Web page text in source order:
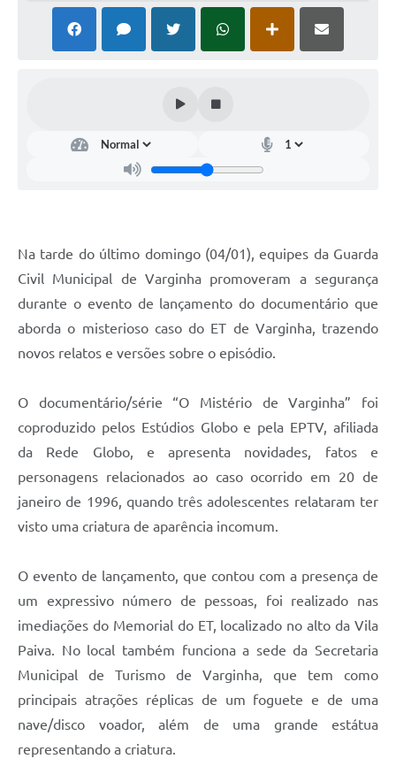
Na tarde do último domingo (04/01), equipes da Guarda
Civil Municipal de Varginha promoveram a segurança
durante o evento de lançamento do documentário que
aborda o misterioso caso do ET de Varginha, trazendo
novos relatos e versões sobre o episódio.
O documentário/série “O Mistério de Varginha” foi
coproduzido pelos Estúdios Globo e pela EPTV, afiliada
da Rede Globo, e apresenta novidades, fatos e
personagens relacionados ao caso ocorrido em 20 de
janeiro de 1996, quando três adolescentes relataram ter
visto uma criatura de aparência incomum.
O evento de lançamento, que contou com a presença de
um expressivo número de pessoas, foi realizado nas
imediações do Memorial do ET, localizado no alto da Vila
Paiva. No local também funciona a sede da Secretaria
Municipal de Turismo de Varginha, que tem como
principais atrações réplicas de um foguete e de uma
nave/disco voador, além de uma grande estátua
representando a criatura.